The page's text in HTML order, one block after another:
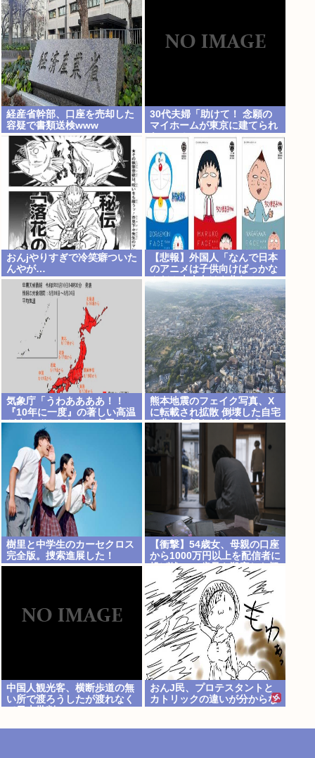
経産省幹部、口座を売却した
容疑で書類送検www
30代夫婦「助けて！ 念願の
マイホームが東京に建てられ
ないの！」
おんjやりすぎで冷笑癖ついた
んやが…
【悲報】外国人「なんで日本
のアニメは子供向けばっかな
んだ！大人向けを作れ！」
気象庁「うわああああ！！
『10年に一度』の著しい高温
が来るぞ！！ヤバい今回はヤ
バい！！」
熊本地震のフェイク写真、X
に転載され拡散 倒壊した自宅
を悲しむ顔を、笑顔でピース
サインにAI加工
樹里と中学生のカーセクロス
完全版。捜索進展した！
【衝撃】54歳女、母親の口座
から1000万円以上を配信者に
投げ銭→89歳母を殺害した疑
い、金銭トラブルか
中国人観光客、横断歩道の無
い所で渡ろうしたが渡れなく
おんJ民、プロテスタントと
カトリックの違いが分からな